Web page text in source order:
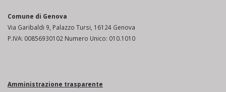
Comune di Genova
Via Garibaldi 9, Palazzo Tursi, 16124 Genova
P.IVA: 00856930102 Numero Unico: 010.1010
Amministrazione trasparente